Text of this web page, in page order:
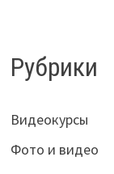
Рубрики
Видеокурсы
Фото и видео